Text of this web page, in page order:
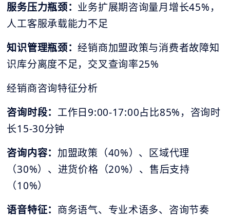
服务压力瓶颈： 业务扩展期咨询量月增长45%，
人工客服承载能力不足
知识管理瓶颈：经销商加盟政策与消费者故障知
识库分离度不足，交叉查询率25%
经销商咨询特征分析
咨询时段： 工作日9:00-17:00占比85%，咨询时
长15-30分钟
咨询内容： 加盟政策（40%）、区域代理
（30%）、进货价格（20%）、售后支持
（10%）
语音特征： 商务语气、专业术语多、咨询节奏